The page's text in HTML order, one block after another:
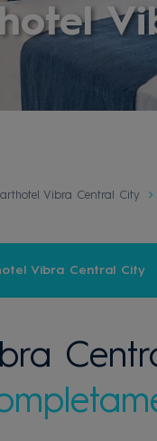
Vibra Central City
Vibra Central City